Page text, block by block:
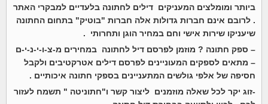
ביותר ומומלצים המעניקים דילים לחתונה בלעדיים למבקרי האתר
. לרובם אינם חברות גדולות אלה חברות "בוטיק" בתחום החתונה
שיעניקו שירות אישי וחם במחיר הוגן ותחרותי .
– ספק חתונה ? מוזמן לפרסם דיל לחתונה במחירים מ-צ-ו-י-נ-י-ם
– מתאים לספקים המעוניינים לפרסם דילים אטרקטיבים ולקבל
חסיפה של אלפי גולשים המתעניינים בספקי חתונה איכותיים .
-זוג יקר לכל שאלה מוזמנים ליצור קשר ו"חתוניטה " תשמח לעזור